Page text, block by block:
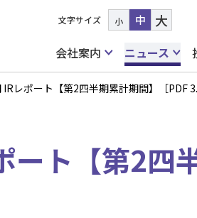
文字サイズ 小 中 大
会社案内
ニュース
レポート【第2四半期累計期間】［PDF
ート【第2四